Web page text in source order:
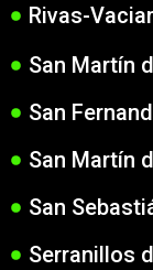
Rivas-
San Martín
San
San Martín
San
Serranillos